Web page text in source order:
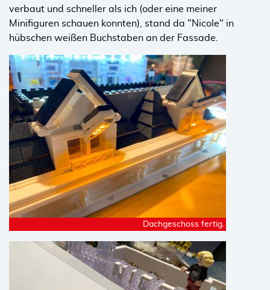
verbaut und schneller als ich (oder eine meiner
Minifiguren schauen konnten), stand da "Nicole" in
hübschen weißen Buchstaben an der Fassade.
Dachgeschoss fertig.